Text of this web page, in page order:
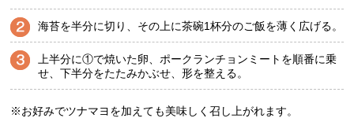
海苔を半分に切り、その上に茶碗1杯分のご飯を薄く広げる。
上半分に①で焼いた卵、ポークランチョンミートを順番に乗
せ、下半分をたたみかぶせ、形を整える。
※お好みでツナマヨを加えても美味しく召し上がれます。